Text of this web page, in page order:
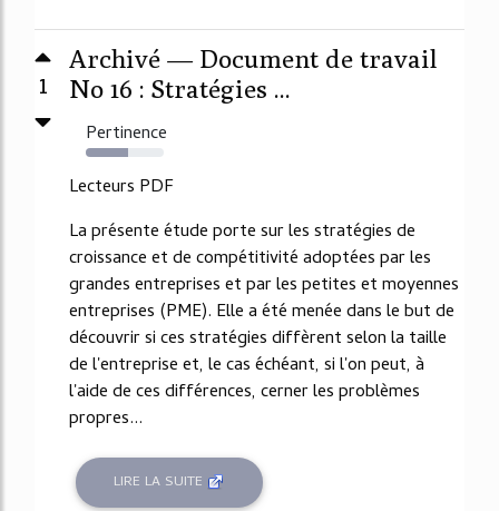
1
Archivé — Document de travail
No 16 : Stratégies ...
Pertinence
54%
Lecteurs PDF
La présente étude porte sur les stratégies de
croissance et de compétitivité adoptées par les
grandes entreprises et par les petites et moyennes
entreprises (PME). Elle a été menée dans le but de
découvrir si ces stratégies diffèrent selon la taille
de l'entreprise et, le cas échéant, si l'on peut, à
l'aide de ces différences, cerner les problèmes
propres...
LIRE LA SUITE